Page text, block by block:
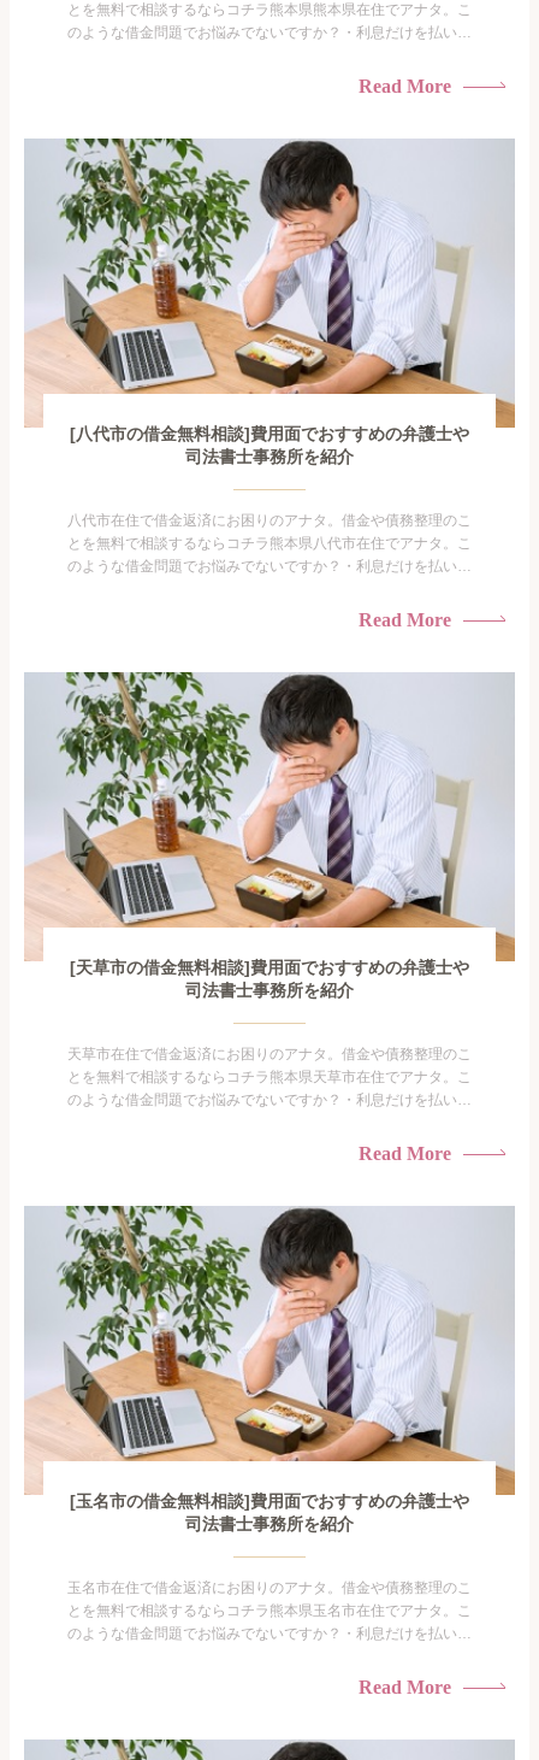
とを無料で相談するならコチラ熊本県熊本県在住でアナタ。こ
のような借金問題でお悩みでないですか？・利息だけを払い続
られたくない・借金の催促、取り立てで憂鬱になる。・闇金に
がありま...
Read More
[八代市の借金無料相談]費用面でおすすめの弁護士や
司法書士事務所を紹介
八代市在住で借金返済にお困りのアナタ。借金や債務整理のこ
とを無料で相談するならコチラ熊本県八代市在住でアナタ。こ
のような借金問題でお悩みでないですか？・利息だけを払い続
られたくない・借金の催促、取り立てで憂鬱になる。・闇金に
がありま...
Read More
[天草市の借金無料相談]費用面でおすすめの弁護士や
司法書士事務所を紹介
天草市在住で借金返済にお困りのアナタ。借金や債務整理のこ
とを無料で相談するならコチラ熊本県天草市在住でアナタ。こ
のような借金問題でお悩みでないですか？・利息だけを払い続
られたくない・借金の催促、取り立てで憂鬱になる。・闇金に
がありま...
Read More
[玉名市の借金無料相談]費用面でおすすめの弁護士や
司法書士事務所を紹介
玉名市在住で借金返済にお困りのアナタ。借金や債務整理のこ
とを無料で相談するならコチラ熊本県玉名市在住でアナタ。こ
のような借金問題でお悩みでないですか？・利息だけを払い続
られたくない・借金の催促、取り立てで憂鬱になる。・闇金に
がありま...
Read More